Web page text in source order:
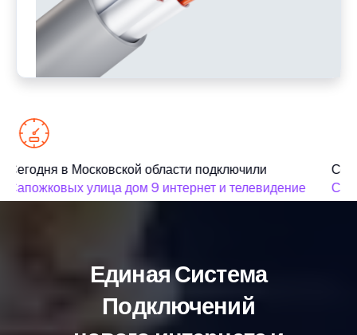
Сегодня в Московской области подключили
Сапожковых улица дом 9 интернет и телевидение
Единая Система
Подключений